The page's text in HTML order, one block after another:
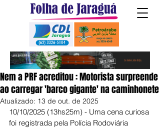
Nem a PRF acreditou : Motorista surpreende
ao carregar 'barco gigante' na caminhonete
Atualizado: 13 de out. de 2025
10/10/2025 (13hs25m) - Uma cena curiosa
foi registrada pela Polícia Rodoviária